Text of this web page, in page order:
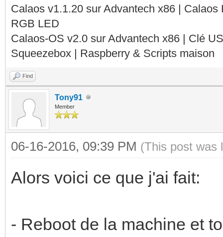
Calaos v1.1.20 sur Advantech x86 |
RGB LED
Calaos-OS v2.0 sur Advantech x86 | Clé
Squeezebox | Raspberry & Scripts maison
Find
Tony91
Member
06-16-2016, 09:39 PM (This post was
Alors voici ce que j'ai fait:
- Reboot de la machine et